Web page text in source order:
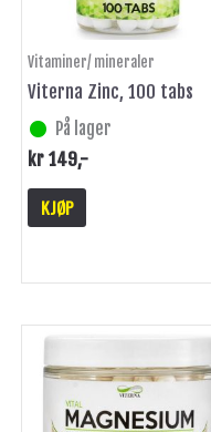
Vitaminer/ mineraler
Viterna Zinc, 100 tabs
På lager
kr149,-
KJØP